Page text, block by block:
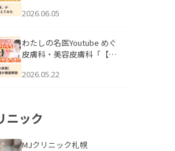
ッズの肌悩みに本気で答え
た。
2026.06.05
わたしの名医Youtube めぐ
皮膚科・美容皮膚科「【ヒ
用】ハイブリッド注入を美
2026.05.22
ニック
MJクリニック札幌